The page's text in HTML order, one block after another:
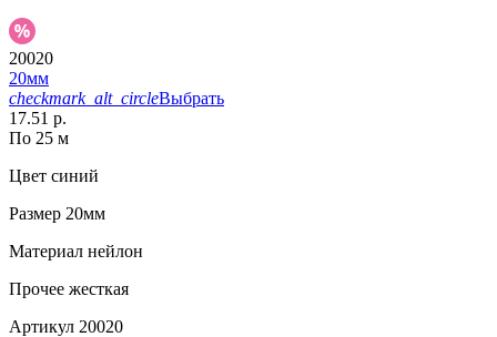
20020
20мм
checkmark_alt_circleВыбрать
17.51 р.
По 25 м
Цвет синий
Размер 20мм
Материал нейлон
Прочее жесткая
Артикул 20020